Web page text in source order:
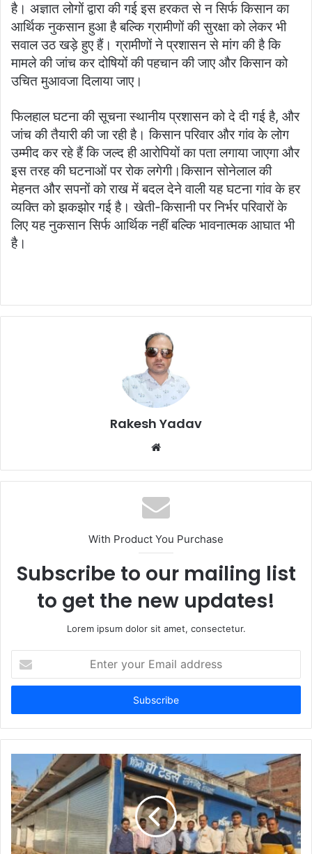
है। अज्ञात लोगों द्वारा की गई इस हरकत से न सिर्फ किसान का
आर्थिक नुकसान हुआ है बल्कि ग्रामीणों की सुरक्षा को लेकर भी
सवाल उठ खड़े हुए हैं। ग्रामीणों ने प्रशासन से मांग की है कि
मामले की जांच कर दोषियों की पहचान की जाए और किसान को
उचित मुआवजा दिलाया जाए।
फिलहाल घटना की सूचना स्थानीय प्रशासन को दे दी गई है, और
जांच की तैयारी की जा रही है। किसान परिवार और गांव के लोग
उम्मीद कर रहे हैं कि जल्द ही आरोपियों का पता लगाया जाएगा और
इस तरह की घटनाओं पर रोक लगेगी।किसान सोनेलाल की
मेहनत और सपनों को राख में बदल देने वाली यह घटना गांव के हर
व्यक्ति को झकझोर गई है। खेती-किसानी पर निर्भर परिवारों के
लिए यह नुकसान सिर्फ आर्थिक नहीं बल्कि भावनात्मक आघात भी
है।
Rakesh Yadav
b
s
i
e
With Product You Purchase
Subscribe to our mailing list
to get the new updates!
Lorem ipsum dolor sit amet, consectetur.
t
r
y
r
E
m
a
l